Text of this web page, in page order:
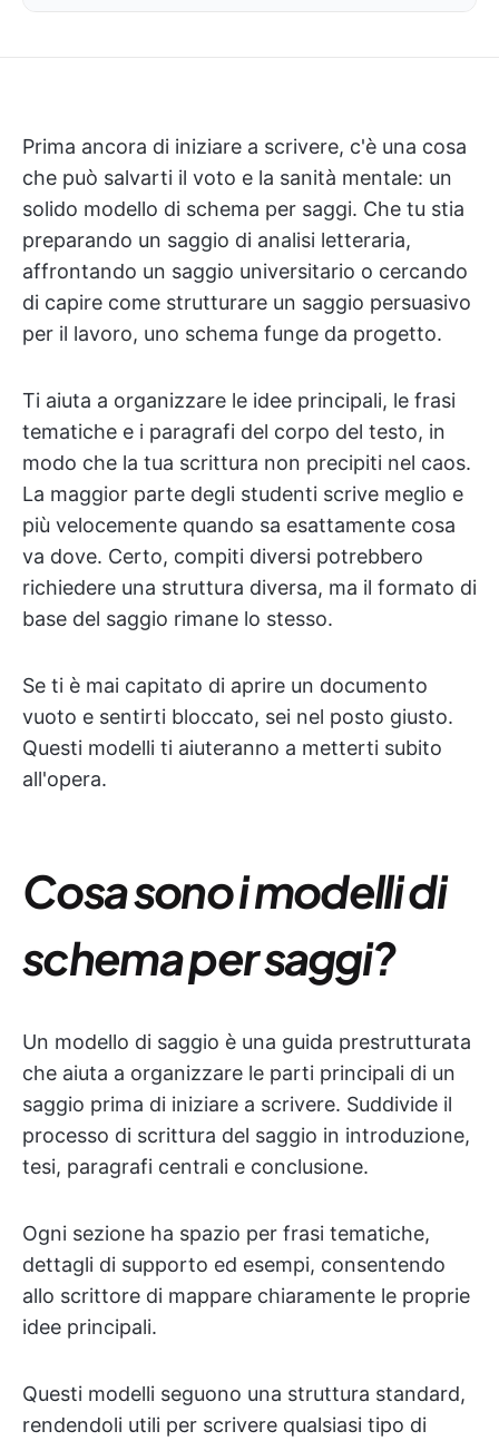
Prima ancora di iniziare a scrivere, c'è una cosa
che può salvarti il voto e la sanità mentale: un
solido modello di schema per saggi. Che tu stia
preparando un saggio di analisi letteraria,
affrontando un saggio universitario o cercando
di capire come strutturare un saggio persuasivo
per il lavoro, uno schema funge da progetto.
Ti aiuta a organizzare le idee principali, le frasi
tematiche e i paragrafi del corpo del testo, in
modo che la tua scrittura non precipiti nel caos.
La maggior parte degli studenti scrive meglio e
più velocemente quando sa esattamente cosa
va dove. Certo, compiti diversi potrebbero
richiedere una struttura diversa, ma il formato di
base del saggio rimane lo stesso.
Se ti è mai capitato di aprire un documento
vuoto e sentirti bloccato, sei nel posto giusto.
Questi modelli ti aiuteranno a metterti subito
all'opera.
Cosa sono i modelli di
schema per saggi?
Un modello di saggio è una guida prestrutturata
che aiuta a organizzare le parti principali di un
saggio prima di iniziare a scrivere. Suddivide il
processo di scrittura del saggio in introduzione,
tesi, paragrafi centrali e conclusione.
Ogni sezione ha spazio per frasi tematiche,
dettagli di supporto ed esempi, consentendo
allo scrittore di mappare chiaramente le proprie
idee principali.
Questi modelli seguono una struttura standard,
rendendoli utili per scrivere qualsiasi tipo di